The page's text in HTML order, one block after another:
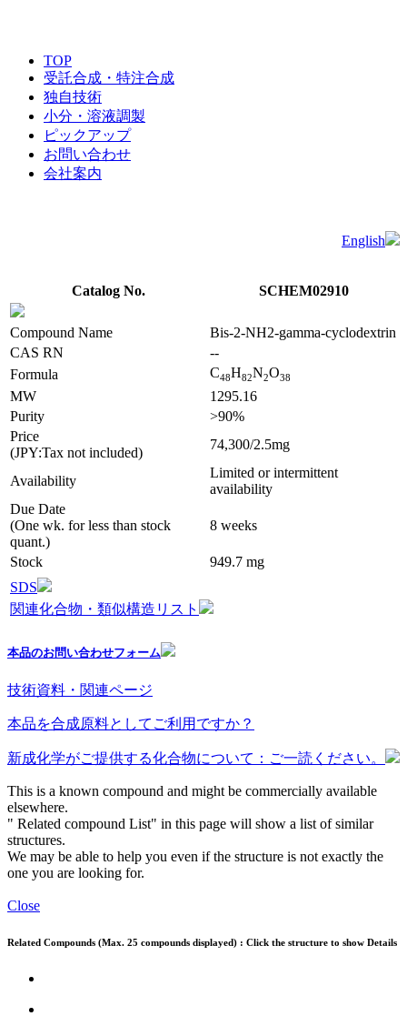
TOP
受託合成・特注合成
独自技術
小分・溶液調製
ピックアップ
お問い合わせ
会社案内
English
Catalog No. SCHEM02910
Compound Name
Bis-2-NH2-gamma-cyclodextrin
CAS RN
--
Formula
C48H82N2O38
MW
1295.16
Purity
>90%
Price
(JPY:Tax not included)
74,300/2.5mg
Availability
Limited or intermittent
availability
Due Date
(One wk. for less than stock
quant.)
8 weeks
Stock
949.7 mg
SDS
関連化合物・類似構造リスト
本品のお問い合わせフォーム
技術資料・関連ページ
本品を合成原料としてご利用ですか？
新成化学がご提供する化合物について：ご一読ください。
This is a known compound and might be commercially available
elsewhere.
" Related compound List" in this page will show a list of similar
structures.
We may be able to help you even if the structure is not exactly the
one you are looking for.
Close
Related Compounds (Max. 25 compounds displayed) : Click the structure to show Details